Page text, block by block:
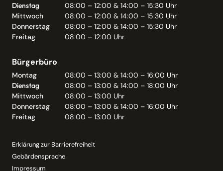
Dienstag
08:00 – 12:00 & 14:00 – 15:30 Uhr
Mittwoch
08:00 – 12:00 & 14:00 – 15:30 Uhr
Donnerstag
08:00 – 12:00 & 14:00 – 15:30 Uhr
Freitag
08:00 – 12:00 Uhr
Bürgerbüro
Montag
08:00 – 13:00 & 14:00 – 16:00 Uhr
Dienstag
08:00 – 13:00 & 14:00 – 18:00 Uhr
Mittwoch
08:00 – 13:00 Uhr
Donnerstag
08:00 – 13:00 & 14:00 – 16:00 Uhr
Freitag
08:00 – 13:00 Uhr
Erklärung zur Barrierefreiheit
Gebärdensprache
Impressum